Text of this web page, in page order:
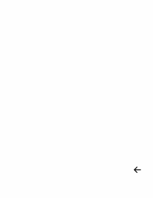
←